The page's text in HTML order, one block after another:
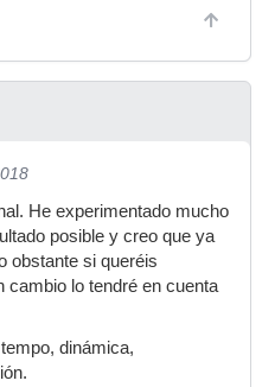
He experimentado mucho
posible y creo que ya
obstante si queréis
cambio lo tendré en cuenta
dinámica,